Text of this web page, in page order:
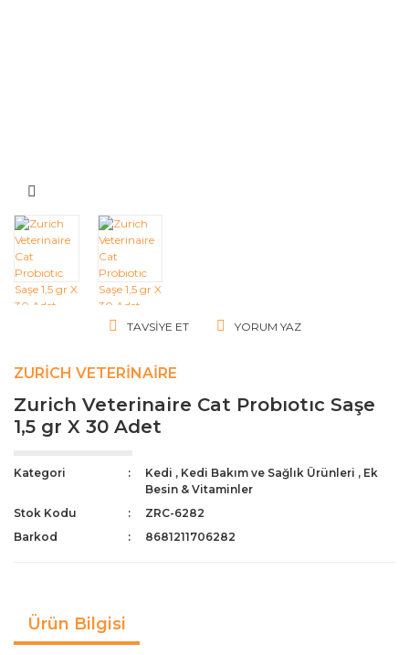
TAVSIYE ET YORUM YAZ
ZURICH VETERINAIRE
Zurich Veterinaire Cat Probıotıc Saşe
1,5 gr X 30 Adet
Kategori Kedi , Kedi Bakım ve Sağlık Ürünleri , Ek
Besin & Vitaminler
Stok Kodu
ZRC-6282
Barkod
8681211706282
Ürün Bilgisi